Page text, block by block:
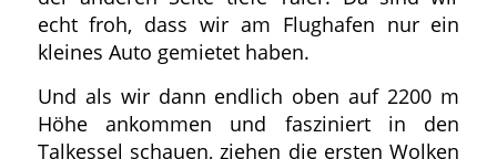
echt froh, dass wir am Flughafen nur ein
kleines Auto gemietet haben.
Und als wir dann endlich oben auf 2200 m
Höhe ankommen und fasziniert in den
Talkessel schauen, ziehen die ersten Wolken